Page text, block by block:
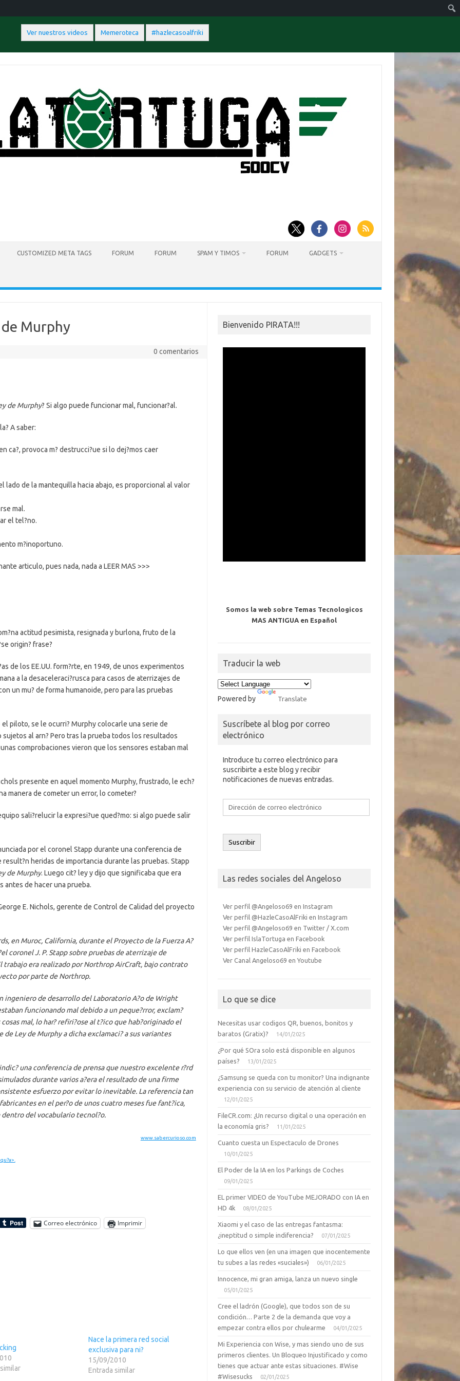
Ver nuestros videos Memeroteca #hazlecasoalfriki
CUSTOMIZED META TAGS FORUM FORUM SPAM Y TIMOS FORUM GADGETS
Murphy
0 comentarios
de Murphy? Si algo puede funcionar mal, funcionar?al.
A saber:
ca?, provoca m? destrucci?ue si lo dej?mos caer
lado de la mantequilla hacia abajo, es proporcional al valor
mal.
el tel?no.
m?inoportuno.
articulo, pues nada, nada a LEER MAS >>>
actitud pesimista, resignada y burlona, fruto de la
origin? frase?
de los EE.UU. form?rte, en 1949, de unos experimentos
a la desaceleraci?rusca para casos de aterrizajes de
un mu? de forma humanoide, pero para las pruebas
piloto, se le ocurri? Murphy colocarle una serie de
al arn? Pero tras la prueba todos los resultados
comprobaciones vieron que los sensores estaban mal
presente en aquel momento Murphy, frustrado, le ech?
manera de cometer un error, lo cometer?
sali?relucir la expresi?ue qued?mo: si algo puede salir
por el coronel Stapp durante una conferencia de
heridas de importancia durante las pruebas. Stapp
de Murphy. Luego cit? ley y dijo que significaba que era
antes de hacer una prueba.
E. Nichols, gerente de Control de Calidad del proyecto
en Muroc, California, durante el Proyecto de la Fuerza A?
coronel J. P. Stapp sobre pruebas de aterrizaje de
trabajo era realizado por Northrop AirCraft, bajo contrato
por parte de Northrop.
ingeniero de desarrollo del Laboratorio A?o de Wright
funcionando mal debido a un peque?rror, exclam?
mal, lo har? refiri?ose al t?ico que hab?originado el
Ley de Murphy a dicha exclamaci? a sus variantes
una conferencia de prensa que nuestro excelente r?rd
durante varios a?era el resultado de una firme
esfuerzo por evitar lo inevitable. La referencia tan
en el per?o de unos cuatro meses fue fant?ica,
del vocabulario tecnol?o.
www.sabercurioso.com
Correo electrónico Imprimir
Nace la primera red social
exclusiva para ni?
15/09/2010
Entrada similar
Bienvenido PIRATA!!!
Somos la web sobre Temas Tecnologicos
MAS ANTIGUA en Español
Traducir la web
Powered by Translate
Suscríbete al blog por correo
electrónico
Introduce tu correo electrónico para
suscribirte a este blog y recibir
notificaciones de nuevas entradas.
Dirección
electrónico
Suscribir
Las redes sociales del Angeloso
Ver perfil @Angeloso69 en Instagram
Ver perfil @HazleCasoAlFriki en Instagram
Ver perfil @Angeloso69 en Twitter / X.com
Ver perfil IslaTortuga en Facebook
Ver perfil HazleCasoAlFriki en Facebook
Ver Canal Angeloso69 en Youtube
Lo que se dice
Necesitas usar codigos QR, buenos, bonitos y
baratos (Gratix)?
14/01/2025
¿Por qué SOra solo está disponible en algunos
países?
13/01/2025
¿Samsung se queda con tu monitor? Una indignante
experiencia con su servicio de atención al cliente
12/01/2025
FileCR.com: ¿Un recurso digital o una operación en
la economía gris?
11/01/2025
Cuanto cuesta un Espectaculo de Drones
10/01/2025
El Poder de la IA en los Parkings de Coches
09/01/2025
EL primer VIDEO de YouTube MEJORADO con IA en
HD 4k
08/01/2025
Xiaomi y el caso de las entregas fantasma:
¿ineptitud o simple indiferencia?
07/01/2025
Lo que ellos ven (en una imagen que inocentemente
tu subes a las redes «suciales»)
06/01/2025
Innocence, mi gran amiga, lanza un nuevo single
05/01/2025
Cree el ladrón (Google), que todos son de su
condición… Parte 2 de la demanda que voy a
empezar contra ellos por chulearme
04/01/2025
Mi Experiencia con Wise, y mas siendo uno de sus
primeros clientes. Un Bloqueo Injustificado y como
tienes que actuar ante estas situaciones. #Wise
#Wisesucks
02/01/2025